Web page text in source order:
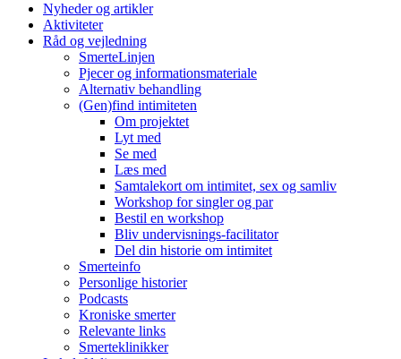
Nyheder og artikler
Aktiviteter
Råd og vejledning
SmerteLinjen
Pjecer og informationsmateriale
Alternativ behandling
(Gen)find intimiteten
Om projektet
Lyt med
Se med
Læs med
Samtalekort om intimitet, sex og samliv
Workshop for singler og par
Bestil en workshop
Bliv undervisnings-facilitator
Del din historie om intimitet
Smerteinfo
Personlige historier
Podcasts
Kroniske smerter
Relevante links
Smerteklinikker